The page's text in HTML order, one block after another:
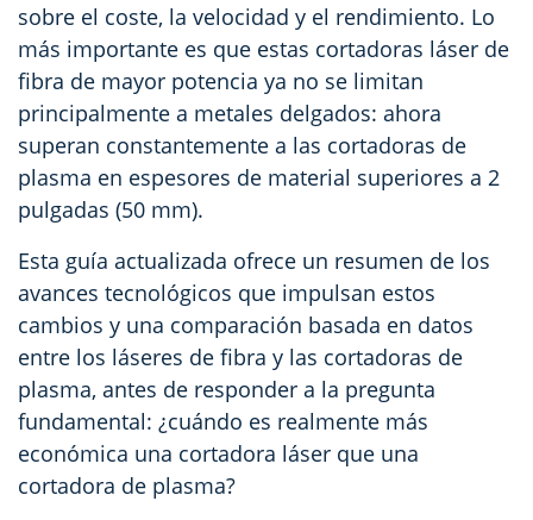
sobre el coste, la velocidad y el rendimiento. Lo
más importante es que estas cortadoras láser de
fibra de mayor potencia ya no se limitan
principalmente a metales delgados: ahora
superan constantemente a las cortadoras de
plasma en espesores de material superiores a 2
pulgadas (50 mm).
Esta guía actualizada ofrece un resumen de los
avances tecnológicos que impulsan estos
cambios y una comparación basada en datos
entre los láseres de fibra y las cortadoras de
plasma, antes de responder a la pregunta
fundamental: ¿cuándo es realmente más
económica una cortadora láser que una
cortadora de plasma?